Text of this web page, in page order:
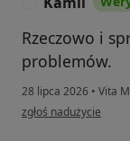
Rzeczowo i
problemów.
28 lipca 2026 • Vita
w opinii użytkownika
zgłoś nadużycie